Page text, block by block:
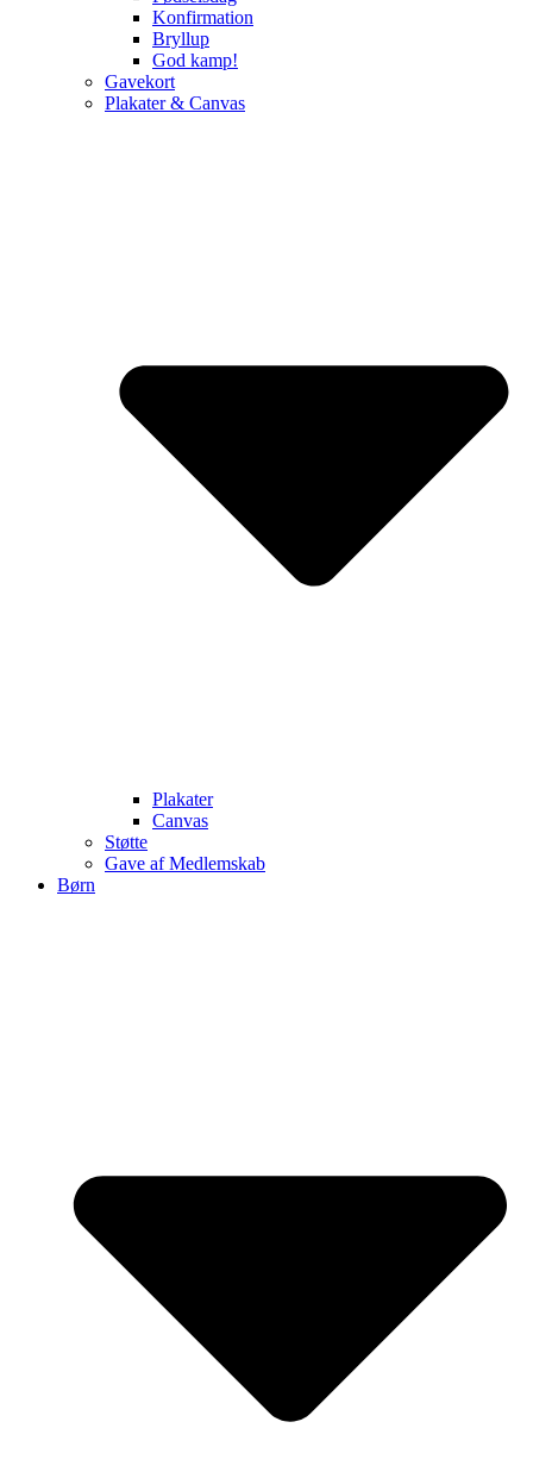
Konfirmation
Bryllup
God kamp!
Gavekort
Plakater & Canvas
Plakater
Canvas
Støtte
Gave af Medlemskab
Børn